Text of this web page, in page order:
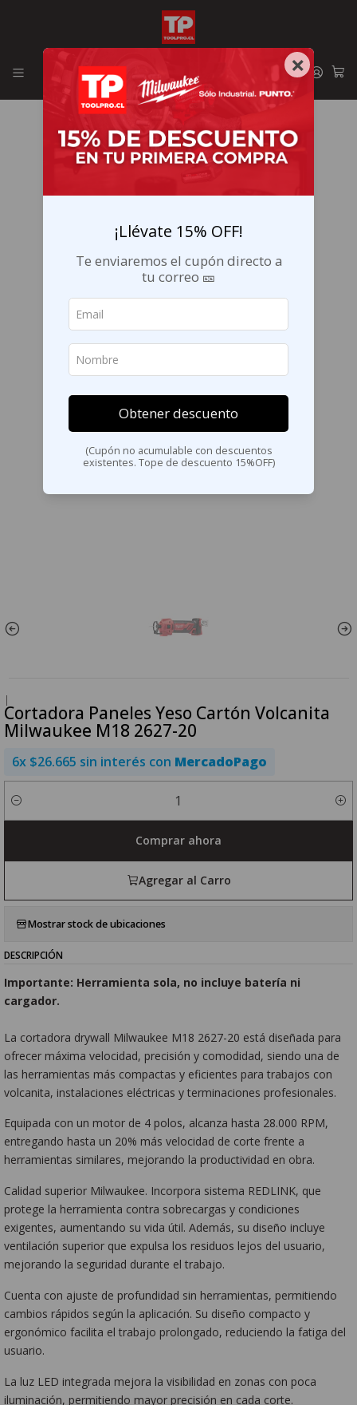
Envíos GRATIS en la RM por compras sobre $29.990
|
Cortadora Paneles Yeso Cartón Volcanita
Milwaukee M18 2627-20
6x $26.665 sin interés con MercadoPago
Cantidad
Agregar al Carro
Comprar ahora
Mostrar stock de ubicaciones
DESCRIPCIÓN
Importante: Herramienta sola, no incluye batería ni
cargador.
La cortadora drywall Milwaukee M18 2627-20 está diseñada para
ofrecer máxima velocidad, precisión y comodidad, siendo una de
las herramientas más compactas y eficientes para trabajos con
volcanita, instalaciones eléctricas y terminaciones profesionales.
Equipada con un motor de 4 polos, alcanza hasta 28.000 RPM,
entregando hasta un 20% más velocidad de corte frente a
herramientas similares, mejorando la productividad en obra.
Calidad superior Milwaukee. Incorpora sistema REDLINK, que
protege la herramienta contra sobrecargas y condiciones
exigentes, aumentando su vida útil. Además, su diseño incluye
ventilación superior que expulsa los residuos lejos del usuario,
mejorando la seguridad durante el trabajo.
Cuenta con ajuste de profundidad sin herramientas, permitiendo
cambios rápidos según la aplicación. Su diseño compacto y
ergonómico facilita el trabajo prolongado, reduciendo la fatiga del
usuario.
La luz LED integrada mejora la visibilidad en zonas con poca
iluminación, permitiendo mayor precisión en cada corte.
×
¡Llévate 15% OFF!
Te enviaremos el cupón directo a
tu correo 🎫
Obtener descuento
(Cupón no acumulable con descuentos
existentes. Tope de descuento 15%OFF)